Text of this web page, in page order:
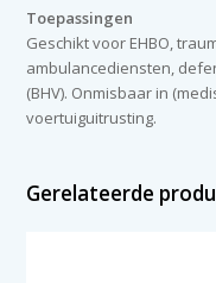
Toepassingen
Geschikt voor EHBO,
ambulancediensten,
(BHV). Onmisbaar in
voertuiguitrusting.
Gerelateerde